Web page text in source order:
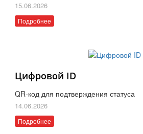
15.06.2026
Подробнее
Цифровой ID
QR-код для подтверждения статуса
14.06.2026
Подробнее